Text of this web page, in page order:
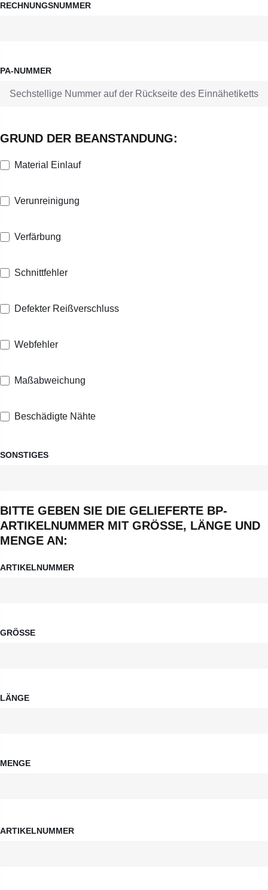
RECHNUNGSNUMMER
PA-NUMMER
GRUND DER BEANSTANDUNG:
Material Einlauf
Verunreinigung
Verfärbung
Schnittfehler
Defekter Reißverschluss
Webfehler
Maßabweichung
Beschädigte Nähte
SONSTIGES
BITTE GEBEN SIE DIE GELIEFERTE BP-
ARTIKELNUMMER MIT GRÖSSE, LÄNGE UND M
ENGE AN:
ARTIKELNUMMER
GRÖSSE
LÄNGE
MENGE
ARTIKELNUMMER